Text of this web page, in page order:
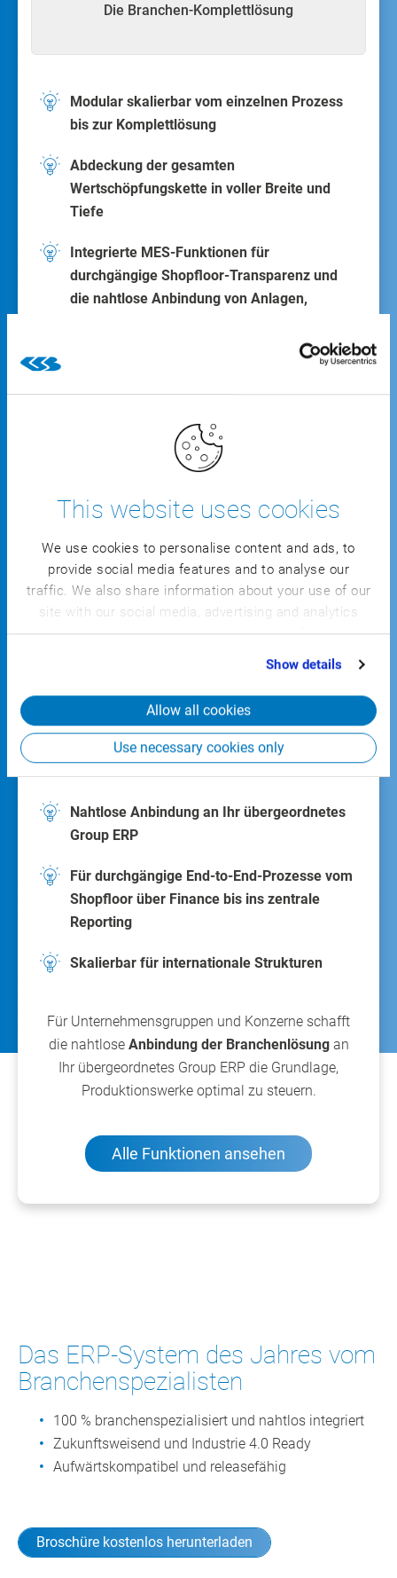
This website uses cookies
We use cookies to personalise content and ads, to
provide social media features and to analyse our
traffic. We also share information about your use of our
site with our social media, advertising and analytics
partners who may combine it with other information
that you’ve provided to them or that they’ve collected
Show details
Allow all cookies
Use necessary cookies only
Die Branchen-Komplettlösung
Modular skalierbar vom einzelnen Prozess
bis zur Komplettlösung
Abdeckung der gesamten
Wertschöpfungskette in voller Breite und
Tiefe
Integrierte MES-Funktionen für
durchgängige Shopfloor-Transparenz und
die nahtlose Anbindung von Anlagen,
und Tiefe ab.
FACTORY ERP
Die Branchenlösung für den Shopfloor
Nahtlose Anbindung an Ihr übergeordnetes
Group ERP
Für durchgängige End-to-End-Prozesse vom
Shopfloor über Finance bis ins zentrale
Reporting
Skalierbar für internationale Strukturen
Für Unternehmensgruppen und Konzerne schafft
die nahtlose Anbindung der Branchenlösung an
Ihr übergeordnetes Group ERP die Grundlage,
Produktionswerke optimal zu steuern.
Alle Funktionen ansehen
Das ERP-System des Jahres vom
Branchenspezialisten
100 % branchenspezialisiert und nahtlos integriert
Zukunftsweisend und Industrie 4.0 Ready
Aufwärtskompatibel und releasefähig
Broschüre kostenlos herunterladen